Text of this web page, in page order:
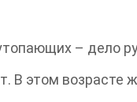
– дело
В этом возрасте